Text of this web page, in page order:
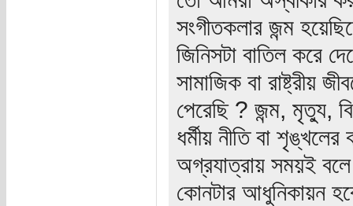
সংগীতকলার জন্ম
জিনিসটা বাতিল করে
সামাজিক বা রাষ্ট্রীয়
পেরেছি ? জন্ম, মৃত্যু,
ধর্মীয় নীতি বা
অগ্রযাত্রায় সময়ই
কোনটার আধুনিকায়ন